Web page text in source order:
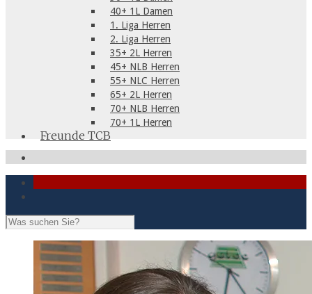
40+ 1L Damen
1. Liga Herren
2. Liga Herren
35+ 2L Herren
45+ NLB Herren
55+ NLC Herren
65+ 2L Herren
70+ NLB Herren
70+ 1L Herren
Freunde TCB